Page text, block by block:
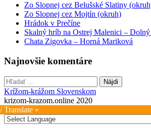
Zo Slopnej cez Belušské Slatiny
Zo Slopnej cez Mojtín (okruh)
Hrádok v Prečíne
Skalný hríb na Ostrej Malenici –
Chata Zigovka – Horná Mariková
Najnovšie komentáre
Hľadať:
Krížom-krážom Slovenskom
krizom-krazom.online 2020
Translate »